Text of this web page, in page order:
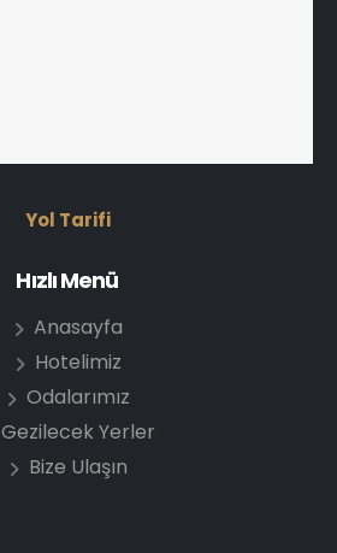
Yol Tarifi
Hızlı Menü
Anasayfa
Hotelimiz
Odalarımız
Gezilecek Yerler
Bize Ulaşın